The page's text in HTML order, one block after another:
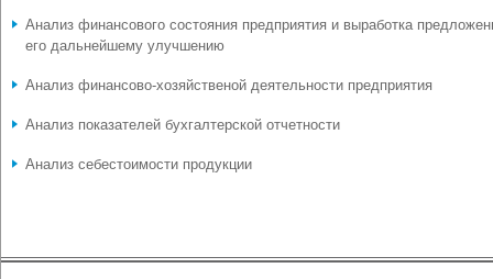
Анализ финансового состояния предприятия и выработка
его дальнейшему улучшению
Анализ финансово-хозяйственой деятельности предприятия
Анализ показателей бухгалтерской отчетности
Анализ себестоимости продукции